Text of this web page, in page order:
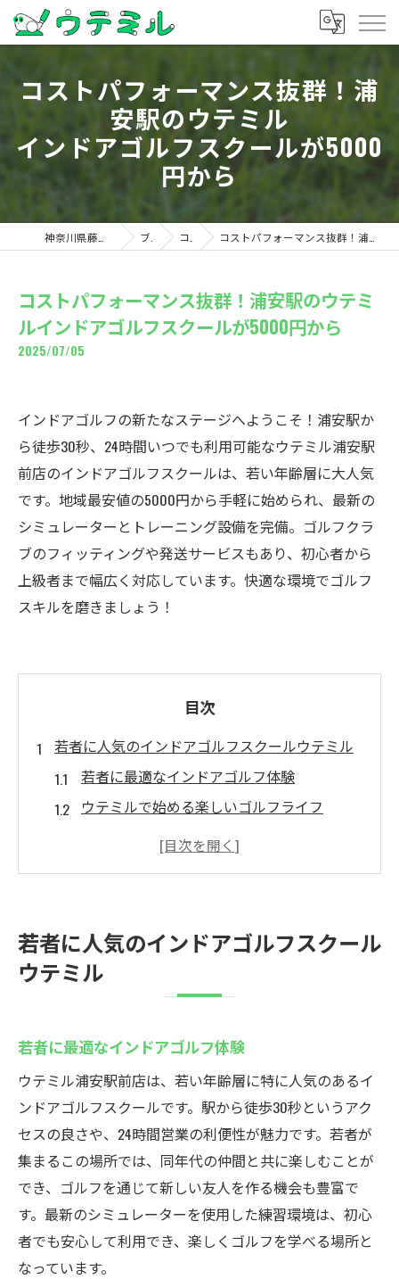
コストパフォーマンス抜群！浦
安駅のウテミル
インドアゴルフスクールが5000
円から
ブログ コラム コストパフォーマンス抜群！浦安駅のウテミルインドアゴルフスクールが5000円から
コストパフォーマンス抜群！浦安駅のウテミ
ルインドアゴルフスクールが5000円から
2025/07/05
インドアゴルフの新たなステージへようこそ！浦安駅か
ら徒歩30秒、24時間いつでも利用可能なウテミル浦安駅
前店のインドアゴルフスクールは、若い年齢層に大人気
です。地域最安値の5000円から手軽に始められ、最新の
シミュレーターとトレーニング設備を完備。ゴルフクラ
ブのフィッティングや発送サービスもあり、初心者から
上級者まで幅広く対応しています。快適な環境でゴルフ
スキルを磨きましょう！
目次
若者に人気のインドアゴルフスクールウテミル
若者に最適なインドアゴルフ体験
ウテミルで始める楽しいゴルフライフ
初心者に優しいウテミルの魅力
インドアゴルフで仲間作り
浦安駅すぐの便利なゴルフスクール
駅チカで便利なウテミル
通いやすさが魅力のゴルフスクール
交通アクセスが良いインドアゴルフ
浦安駅近で手軽にゴルフを始める
便利な立地で時間を有効活用
24時間営業ウテミルインドアゴルフの魅力
いつでも練習できるウテミルの利点
24時間営業で忙しい人も安心
夜間も快適にゴルフ練習
若者に人気のインドアゴルフスクール
ウテミル
若者に最適なインドアゴルフ体験
ウテミル浦安駅前店は、若い年齢層に特に人気のあるイ
ンドアゴルフスクールです。駅から徒歩30秒というアク
セスの良さや、24時間営業の利便性が魅力です。若者が
集まるこの場所では、同年代の仲間と共に楽しむことが
でき、ゴルフを通じて新しい友人を作る機会も豊富で
す。最新のシミュレーターを使用した練習環境は、初心
者でも安心して利用でき、楽しくゴルフを学べる場所と
なっています。